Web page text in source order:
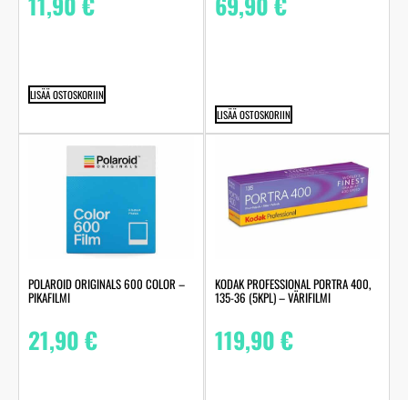
LISÄÄ OSTOSKORIIN
LISÄÄ OSTOSKORIIN
POLAROID ORIGINALS 600 COLOR –
PIKAFILMI
21,90€
KODAK PROFESSIONAL PORTRA 400,
135-36 (5KPL) – VÄRIFILMI
119,90€